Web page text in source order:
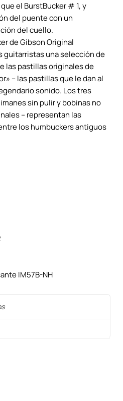
el BurstBucker # 1, y
del puente con un
del cuello.
de Gibson Original
guitarristas una selección de
las pastillas originales de
– las pastillas que le dan al
sonido. Los tres
sin pulir y bobinas no
– representan las
los humbuckers antiguos
IM57B-NH